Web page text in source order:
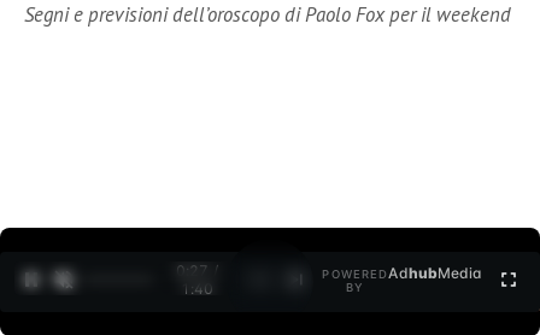
Segni e previsioni dell’oroscopo di Paolo Fox per il weekend
0:27 /
1:40
POWERED
BY
AdhubMedia